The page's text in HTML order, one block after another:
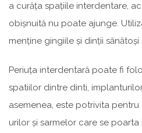
a curăța spațiile interdentare,
obișnuită nu poate ajunge.
menține gingiile și dinții
Periuța interdentară poate fi
spatiilor dintre dinti,
asemenea, este potrivita
urilor și sarmelor care se